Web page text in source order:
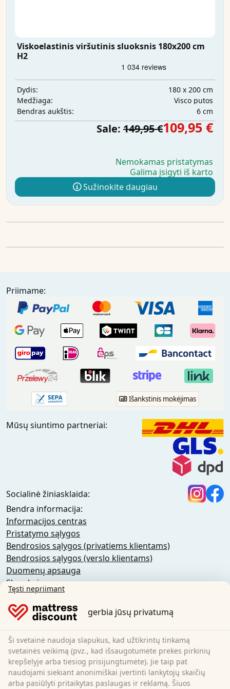
Viskoelastinis viršutinis sluoksnis 180x200 cm
H2
Dydis:
180 x 200 cm
Medžiaga:
Visco putos
Bendras aukštis:
6 cm
Sale: 149,95 €109,95 €
Nemokamas pristatymas
Galima įsigyti iš karto
Sužinokite daugiau
Priimame:
Išankstinis mokėjimas
Mūsų siuntimo partneriai:
Socialinė žiniasklaida:
Bendra informacija:
Informacijos centras
Pristatymo sąlygos
Bendrosios sąlygos (privatiems klientams)
Bendrosios sąlygos (verslo klientams)
Duomenų apsauga
Slapukai
Atšaukimo politika
Atspaudas
Atšaukti sutartį
Sleezzz GmbH
Grebbener Str. 7
52525 Heinsberg
Vokietija
Tęsti nepriimant
gerbia jūsų privatumą
Ši svetainė naudoja slapukus, kad užtikrintų tinkamą
svetainės veikimą (pvz., kad išsaugotumėte prekes pirkinių
krepšelyje arba tiesiog prisijungtumėte). Jie taip pat
naudojami siekiant anonimiškai įvertinti lankytojų skaičių
arba pasiūlyti pritaikytas paslaugas ir reklamą. Šiuos